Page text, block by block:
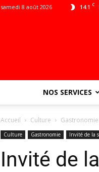
14.1 C
samedi 8 août 2026
NOS SERVICES
Accueil Culture Gastronomie
Culture Gastronomie Invité de la
Invité de